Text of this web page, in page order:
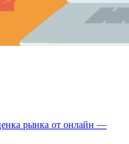
рынка от онлайн —